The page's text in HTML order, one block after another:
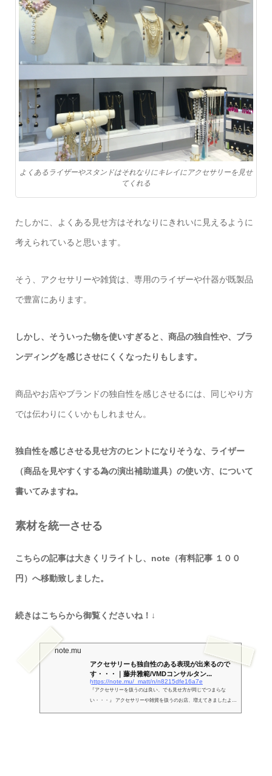
よくあるライザーやスタンドはそれなりにキレイにアクセサリーを見せ
てくれる
たしかに、よくある見せ方はそれなりにきれいに見えるように
考えられていると思います。
そう、アクセサリーや雑貨は、専用のライザーや什器が既製品
で豊富にあります。
しかし、そういった物を使いすぎると、商品の独自性や、ブラ
ンディングを感じさせにくくなったりもします。
商品やお店やブランドの独自性を感じさせるには、同じやり方
では伝わりにくいかもしれません。
独自性を感じさせる見せ方のヒントになりそうな、ライザー
（商品を見やすくする為の演出補助道具）の使い方、について
書いてみますね。
素材を統一させる
こちらの記事は大きくリライトし、 note（有料記事 １００
円）へ移動致しました。
続きはこちらから御覧くださいね！↓
note.mu
アクセサリーも独自性のある表現が出来るので
す・・・｜藤井雅範/VMDコンサルタン...
https://note.mu/_matt/n/n8215dfe16a7e
『アクセサリーを扱うのは良い、でも見せ方が同じでつまらな
い・・・』 アクセサリーや雑貨を扱うのお店、増えてきましたよ